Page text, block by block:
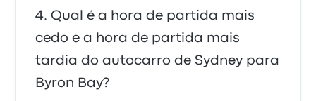
Qual é a hora de partida mais
cedo e a hora de partida mais
tardia do autocarro de Sydney para
Byron Bay?